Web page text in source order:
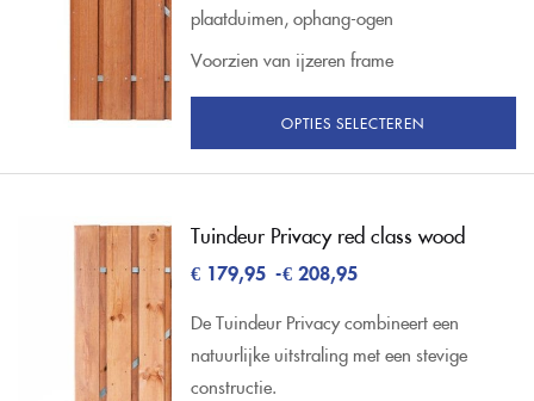
plaatduimen, ophang-ogen
Voorzien van ijzeren frame
OPTIES SELECTEREN
Tuindeur Privacy red class wood
€179,95 -€208,95
De Tuindeur Privacy combineert een
natuurlijke uitstraling met een stevige
constructie.